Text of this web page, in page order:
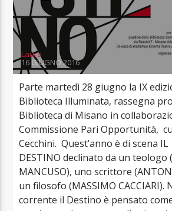
Laura
16 GIUGNO 2016
Parte martedì 28 giugno la IX
Biblioteca Illuminata, rassegna
Biblioteca di Misano in
Commissione Pari Opportunità,
Cecchini. Quest’anno è di scena IL
DESTINO declinato da un teologo
MANCUSO), uno scrittore
un filosofo (MASSIMO CACCIARI).
corrente il Destino è pensato